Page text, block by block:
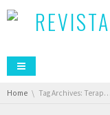
You are here:
Home Tag Archives: Terapia directamente observada